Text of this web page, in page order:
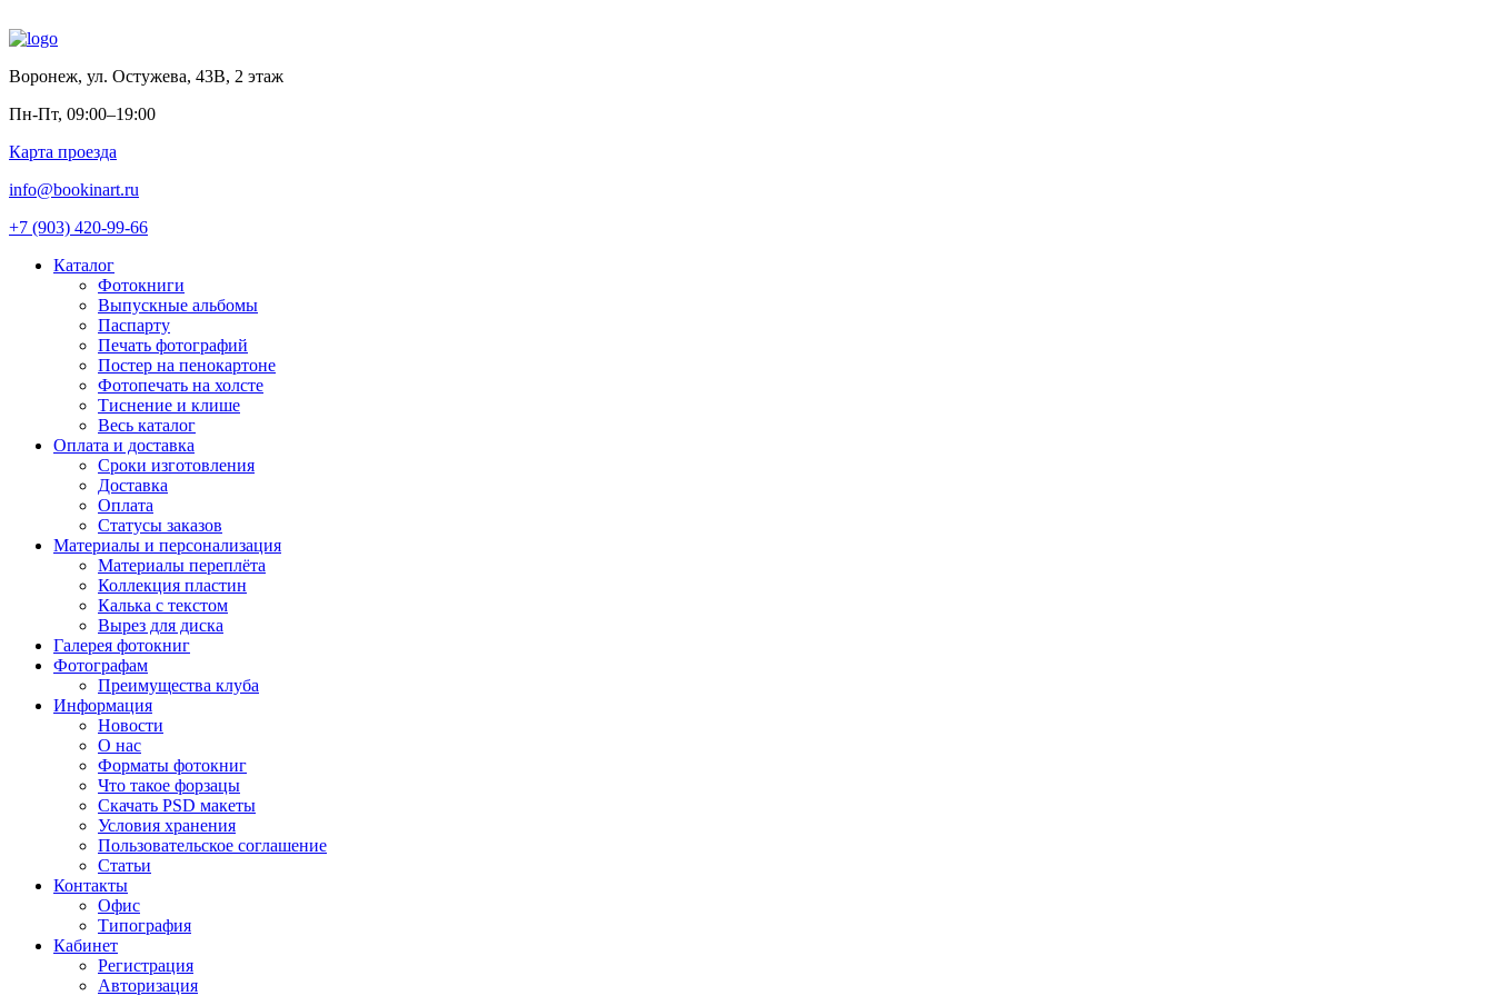
Воронеж, ул. Остужева, 43В, 2 этаж
Пн-Пт, 09:00–19:00
Карта проезда
info@bookinart.ru
+7 (903) 420-99-66
Каталог
Фотокниги
Выпускные альбомы
Паспарту
Печать фотографий
Постер на пенокартоне
Фотопечать на холсте
Тиснение и клише
Весь каталог
Оплата и доставка
Сроки изготовления
Доставка
Оплата
Статусы заказов
Материалы и персонализация
Материалы переплёта
Коллекция пластин
Калька с текстом
Вырез для диска
Галерея фотокниг
Фотографам
Преимущества клуба
Информация
Новости
О нас
Форматы фотокниг
Что такое форзацы
Скачать PSD макеты
Условия хранения
Пользовательское соглашение
Статьи
Контакты
Офис
Типография
Кабинет
Регистрация
Авторизация